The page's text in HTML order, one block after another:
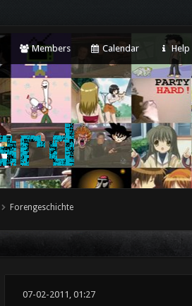
Members Calendar Help
Forengeschichte
07-02-2011, 01:27